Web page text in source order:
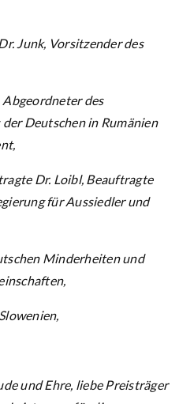
Junk, Vorsitzender des
des
Deutschen in Rumänien
Dr. Loibl, Beauftragte
für Aussiedler und
Minderheiten und
und Ehre, liebe Preisträger